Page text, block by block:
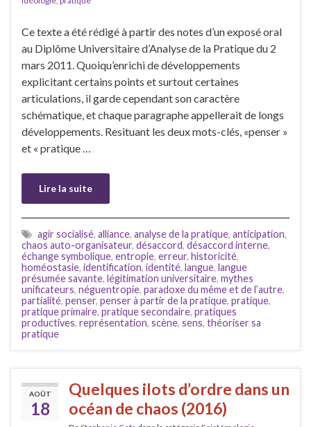
Ce texte a été rédigé à partir des notes d’un exposé oral
au Diplôme Universitaire d’Analyse de la Pratique du 2
mars 2011. Quoiqu’enrichi de développements
explicitant certains points et surtout certaines
articulations, il garde cependant son caractère
schématique, et chaque paragraphe appellerait de longs
développements. Resituant les deux mots-clés, «penser »
et « pratique …
Lire la suite
agir socialisé, alliance, analyse de la pratique, anticipation,
chaos auto-organisateur, désaccord, désaccord interne,
échange symbolique, entropie, erreur, historicité,
homéostasie, identification, identité, langue, langue
présumée savante, légitimation universitaire, mythes
unificateurs, néguentropie, paradoxe du même et de l’autre,
partialité, penser, penser à partir de la pratique, pratique,
pratique primaire, pratique secondaire, pratiques
productives, représentation, scène, sens, théoriser sa
pratique
AOÛT
18
Quelques ilots d’ordre dans un
océan de chaos (2016)